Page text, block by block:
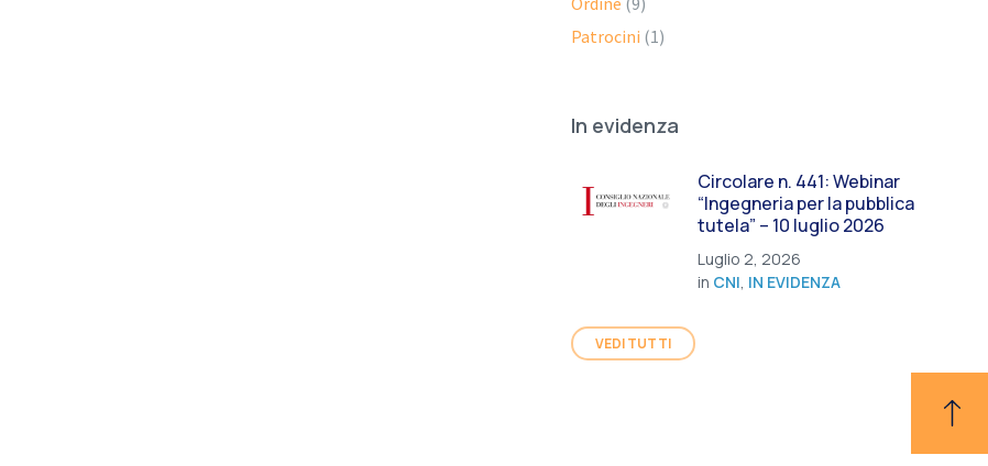
Patrocini (1)
In evidenza
Circolare n. 441: Webinar
“Ingegneria per la pubblica
tutela” – 10 luglio 2026
Luglio 2, 2026
in CNI, IN EVIDENZA
VEDI TUTTI